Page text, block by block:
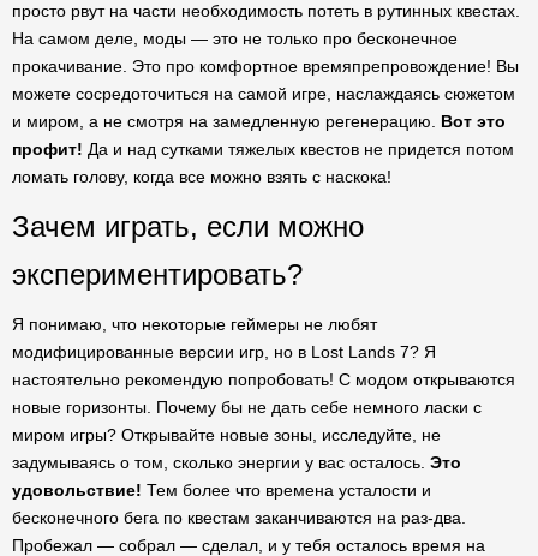
просто рвут на части необходимость потеть в рутинных квестах.
На самом деле, моды — это не только про бесконечное
прокачивание. Это про комфортное времяпрепровождение! Вы
можете сосредоточиться на самой игре, наслаждаясь сюжетом
и миром, а не смотря на замедленную регенерацию. Вот это
профит! Да и над сутками тяжелых квестов не придется потом
ломать голову, когда все можно взять с наскока!
Зачем играть, если можно
экспериментировать?
Я понимаю, что некоторые геймеры не любят
модифицированные версии игр, но в Lost Lands 7? Я
настоятельно рекомендую попробовать! С модом открываются
новые горизонты. Почему бы не дать себе немного ласки с
миром игры? Открывайте новые зоны, исследуйте, не
задумываясь о том, сколько энергии у вас осталось. Это
удовольствие! Тем более что времена усталости и
бесконечного бега по квестам заканчиваются на раз-два.
Пробежал — собрал — сделал, и у тебя осталось время на